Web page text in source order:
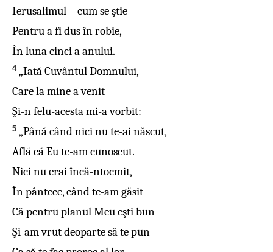
Ierusalimul – cum se ştie –
Pentru a fi dus în robie,
În luna cinci a anului.
4 „Iată Cuvântul Domnului,
Care la mine a venit
Şi-n felu-acesta mi-a vorbit:
5 „Până când nici nu te-ai născut,
Află că Eu te-am cunoscut.
Nici nu erai încă-ntocmit,
În pântece, când te-am găsit
Că pentru planul Meu eşti bun
Şi-am vrut deoparte să te pun